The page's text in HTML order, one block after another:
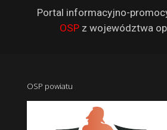
Portal informacyjno-
OSPz województwa
OSP powiatu